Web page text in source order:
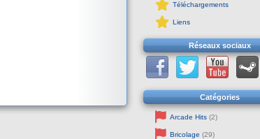
Téléchargements
Liens
Réseaux sociaux
Catégories
Arcade Hits(2)
Bricolage (29)